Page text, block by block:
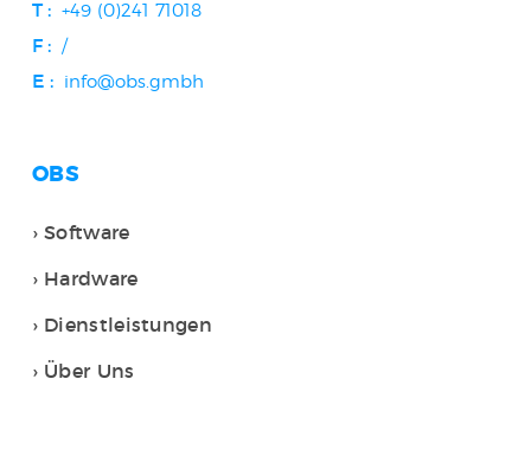
T : +49 (0)241 71018
F : /
E : info@obs.gmbh
OBS
Software
Hardware
Dienstleistungen
Über Uns